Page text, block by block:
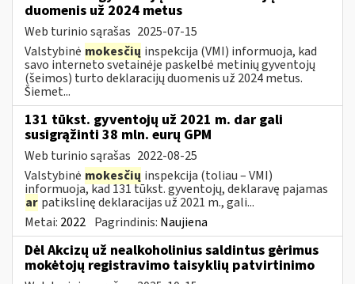
duomenis už 2024 metus
Web turinio sąrašas 2025-07-15
Valstybinė mokesčių inspekcija (VMI) informuoja, kad
savo interneto svetainėje paskelbė metinių gyventojų
(šeimos) turto deklaracijų duomenis už 2024 metus.
Šiemet...
131 tūkst. gyventojų už 2021 m. dar gali
susigrąžinti 38 mln. eurų GPM
Web turinio sąrašas 2022-08-25
Valstybinė mokesčių inspekcija (toliau – VMI)
informuoja, kad 131 tūkst. gyventojų, deklaravę pajamas
ar patikslinę deklaracijas už 2021 m., gali...
Metai: 2022 Pagrindinis: Naujiena
Dėl Akcizų už nealkoholinius saldintus gėrimus
mokėtojų registravimo taisyklių patvirtinimo